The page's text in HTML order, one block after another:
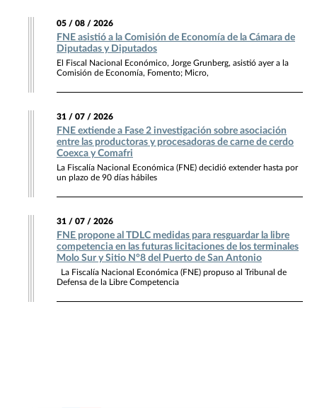
05 / 08 / 2026
FNE asistió a la Comisión de Economía de la Cámara de
Diputadas y Diputados
El Fiscal Nacional Económico, Jorge Grunberg, asistió ayer a la
Comisión de Economía, Fomento; Micro,
31 / 07 / 2026
FNE extiende a Fase 2 investigación sobre asociación
entre las productoras y procesadoras de carne de cerdo
Coexca y Comafri
La Fiscalía Nacional Económica (FNE) decidió extender hasta por
un plazo de 90 días hábiles
31 / 07 / 2026
FNE propone al TDLC medidas para resguardar la libre
competencia en las futuras licitaciones de los terminales
Molo Sur y Sitio N°8 del Puerto de San Antonio
La Fiscalía Nacional Económica (FNE) propuso al Tribunal de
Defensa de la Libre Competencia